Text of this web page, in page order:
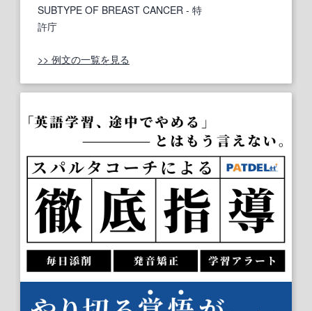
SUBTYPE OF BREAST CANCER - 特
許庁
>> 例文の一覧を見る